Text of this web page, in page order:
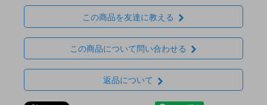
この商品を友達に教える
この商品について問い合わせる
返品について